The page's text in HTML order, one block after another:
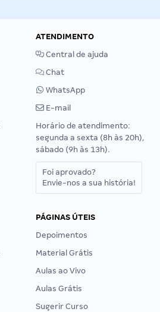
ATENDIMENTO
Central de ajuda
Chat
WhatsApp
E-mail
Horário de atendimento:
segunda a sexta (8h às 20h),
sábado (9h às 13h).
Foi aprovado?
Envie-nos a sua história!
PÁGINAS ÚTEIS
Depoimentos
Material Grátis
Aulas ao Vivo
Aulas Grátis
Sugerir Curso